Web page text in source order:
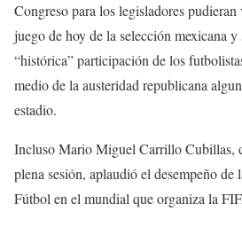
Congreso para los legisladores pudieran
juego de hoy de la selección mexicana y
“histórica” participación de los
medio de la austeridad republicana
estadio.
Incluso Mario Miguel Carrillo Cubillas,
plena sesión, aplaudió el desempeño
Fútbol en el mundial que organiza la